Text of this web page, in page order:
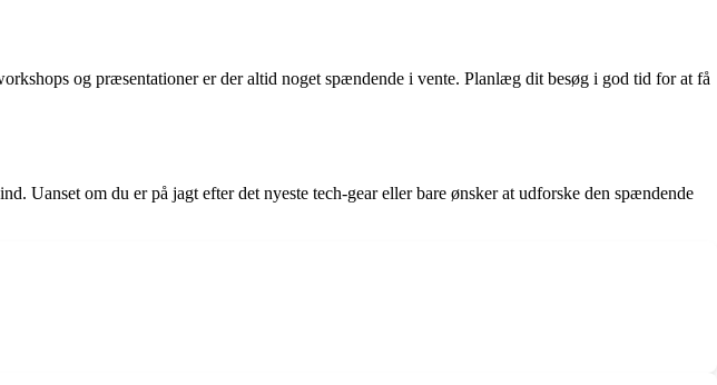
og præsentationer er der altid noget spændende i vente. Planlæg dit besøg i god tid for at få
Uanset om du er på jagt efter det nyeste tech-gear eller bare ønsker at udforske den spændende